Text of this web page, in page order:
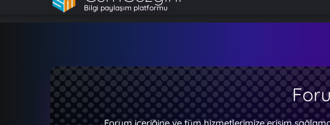
Bilgi paylaşım platformu